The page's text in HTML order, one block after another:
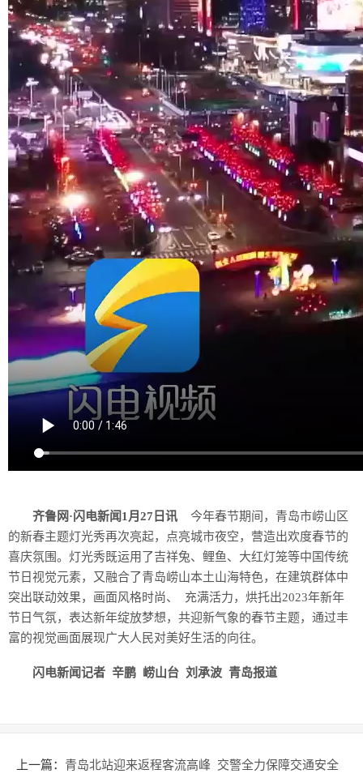
齐鲁网·闪电新闻1月27日讯
今年春节期间，青岛市崂山区
的新春主题灯光秀再次亮起，点亮城市夜空，营造出欢度春节的
喜庆氛围。灯光秀既运用了吉祥兔、鲤鱼、大红灯笼等中国传统
节日视觉元素，又融合了青岛崂山本土山海特色，在建筑群体中
突出联动效果，画面风格时尚、 充满活力，烘托出2023年新年
节日气氛，表达新年绽放梦想，共迎新气象的春节主题，通过丰
富的视觉画面展现广大人民对美好生活的向往。
闪电新闻记者 辛鹏 崂山台 刘承波 青岛报道
上一篇： 青岛北站迎来返程客流高峰 交警全力保障交通安全